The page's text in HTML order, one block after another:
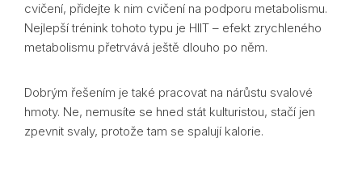
cvičení, přidejte k nim cvičení na podporu metabolismu.
Nejlepší trénink tohoto typu je HIIT – efekt zrychleného
metabolismu přetrvává ještě dlouho po něm.
Dobrým řešením je také pracovat na nárůstu svalové
hmoty. Ne, nemusíte se hned stát kulturistou, stačí jen
zpevnit svaly, protože tam se spalují kalorie.